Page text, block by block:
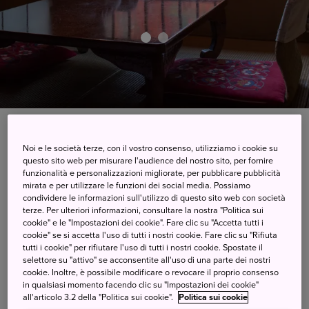
stagioni
In Giappone le stagioni non si limitano a essere ammirate,
ma si vivono intensamente. Dai colori accesi delle foglie
d'autunno ai tranquilli paesaggi innevati dell’inverno, dai
delicati fiori di ciliegio in primavera al verde rigoglioso
dell’estate, ogni stagione rivela un aspetto diverso della
bellezza del Paese. Esplora le destinazioni consigliate in
base al periodo della tua visita e scopri come ogni stagione
regali un’esperienza unica e indimenticabile.
Noi e le società terze, con il vostro consenso, utilizziamo i cookie su
questo sito web per misurare l'audience del nostro sito, per fornire
funzionalità e personalizzazioni migliorate, per pubblicare pubblicità
mirata e per utilizzare le funzioni dei social media. Possiamo
condividere le informazioni sull'utilizzo di questo sito web con società
terze. Per ulteriori informazioni, consultare la nostra "Politica sui
cookie" e le "Impostazioni dei cookie". Fare clic su "Accetta tutti i
cookie" se si accetta l'uso di tutti i nostri cookie. Fare clic su "Rifiuta
tutti i cookie" per rifiutare l'uso di tutti i nostri cookie. Spostate il
selettore su "attivo" se acconsentite all'uso di una parte dei nostri
cookie. Inoltre, è possibile modificare o revocare il proprio consenso
in qualsiasi momento facendo clic su "Impostazioni dei cookie"
all'articolo 3.2 della "Politica sui cookie". Politica sui cookie